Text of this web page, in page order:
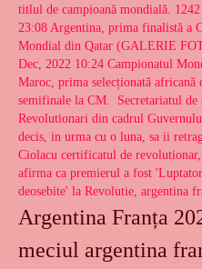
titlul de campioană mondială.
23:08 Argentina, prima finalistă a
Mondial din Qatar (GALERIE
Dec, 2022 10:24 Campionatul
Maroc, prima selecționată africană
semifinale la CM.  Secretariatul de
Revolutionari din cadrul
decis, in urma cu o luna, sa ii
Ciolacu certificatul de revolutionar,
afirma ca premierul a fost
deosebite' la Revolutie, argentina
Argentina Franța
meciul argentina